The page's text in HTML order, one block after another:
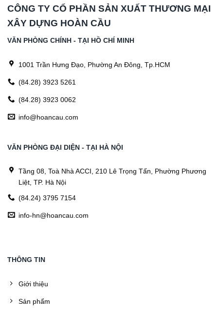
CÔNG TY CỔ PHẦN SẢN XUẤT THƯƠNG MẠI
XÂY DỰNG HOÀN CẦU
VĂN PHÒNG CHÍNH - TẠI HỒ CHÍ MINH
1001 Trần Hưng Đạo, Phường An Đông, Tp.HCM
(84.28) 3923 5261
(84.28) 3923 0062
info@hoancau.com
VĂN PHÒNG ĐẠI DIỆN - TẠI HÀ NỘI
Tầng 08, Toà Nhà ACCI, 210 Lê Trọng Tấn, Phường Phương
Liệt, TP. Hà Nội
(84.24) 3795 7154
info-hn@hoancau.com
THÔNG TIN
Giới thiệu
Sản phẩm